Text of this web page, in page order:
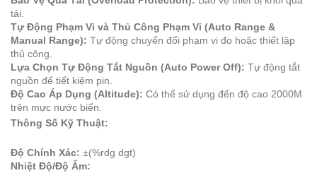
tải.
Tự Động Phạm Vi và Thủ Công Phạm Vi (Auto Range &
Manual Range): Tự động chuyển đổi phạm vi đo hoặc thiết lập
thủ công.
Lựa Chọn Tự Động Tắt Nguồn (Auto Power Off): Tự động tắt
nguồn để tiết kiệm pin.
Độ Cao Áp Dụng (Altitude): Có thể sử dụng đến độ cao 2000M
trên mực nước biển.
Thông Số Kỹ Thuật:
Độ Chính Xác: ±(%rdg dgt)
Nhiệt Độ/Độ Ẩm: